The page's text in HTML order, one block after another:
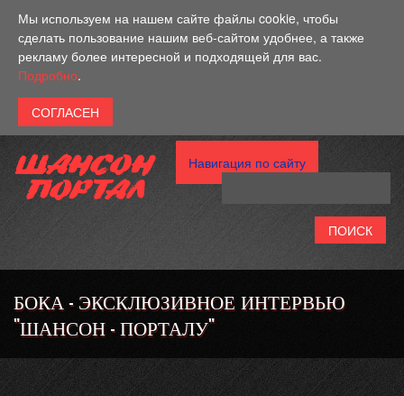
Мы используем на нашем сайте файлы cookie, чтобы
сделать пользование нашим веб-сайтом удобнее, а также
рекламу более интересной и подходящей для вас.
Подробно.
Навигация по сайту
БОКА - ЭКСКЛЮЗИВНОЕ ИНТЕРВЬЮ
"ШАНСОН - ПОРТАЛУ"